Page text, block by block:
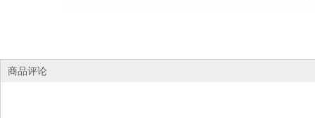
商品评论